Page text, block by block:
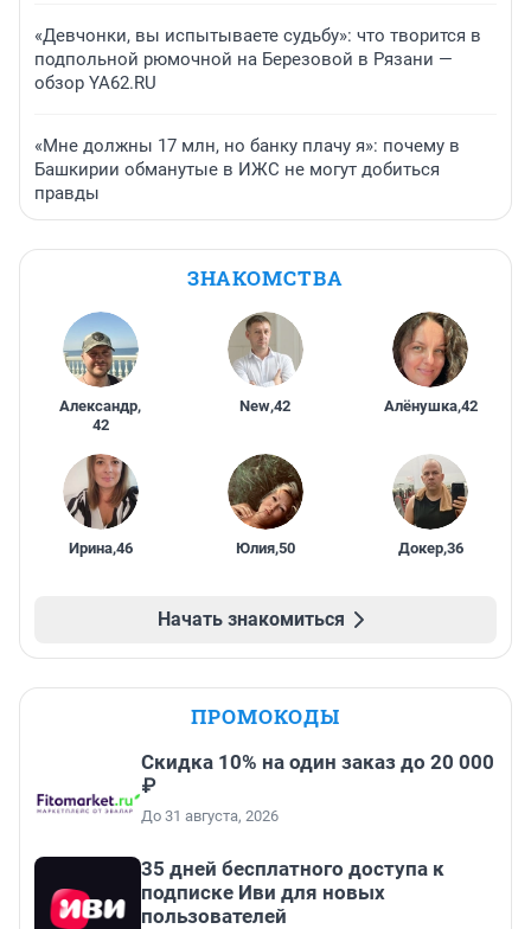
«Девчонки, вы испытываете судьбу»: что творится в
подпольной рюмочной на Березовой в Рязани —
обзор YA62.RU
«Мне должны 17 млн, но банку плачу я»: почему в
Башкирии обманутые в ИЖС не могут добиться
правды
ЗНАКОМСТВА
Александр,
42
New,42 Алёнушка,42
Ирина,46 Юлия,50 Докер,36
Начать знакомиться
ПРОМОКОДЫ
Скидка 10% на один заказ до 20 000
₽
До 31 августа, 2026
35 дней бесплатного доступа к
подписке Иви для новых
пользователей